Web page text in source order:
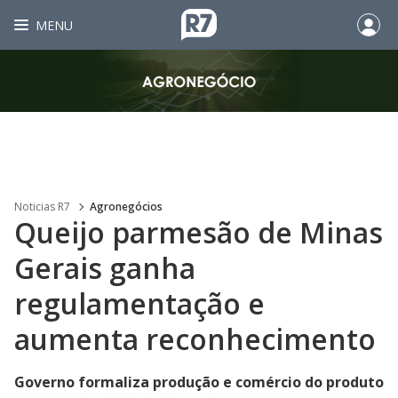
MENU
Noticias R7 Agronegócios
Queijo parmesão de Minas
Gerais ganha
regulamentação e
aumenta reconhecimento
Governo formaliza produção e comércio do produto